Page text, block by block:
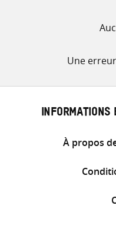
Une
INFORMATIONS
À propos